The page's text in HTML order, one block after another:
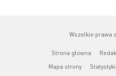
Wszelkie prawa
Strona główna
Mapa strony